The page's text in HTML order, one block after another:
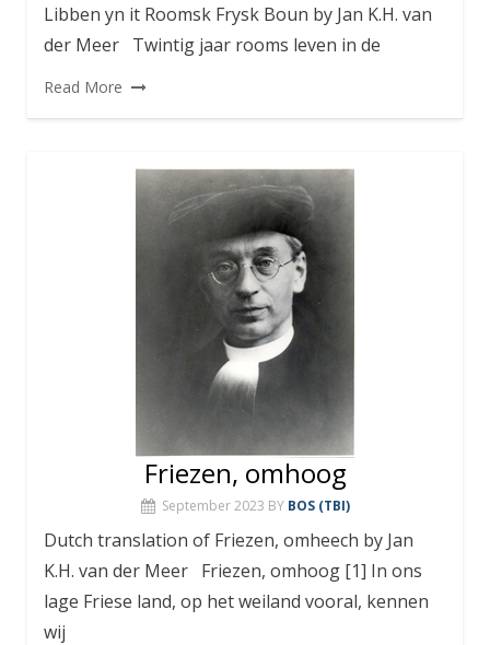
Libben yn it Roomsk Frysk Boun by Jan K.H. van
der Meer Twintig jaar rooms leven in de
Read More
Friezen, omhoog
September 2023 BY BOS (TBI)
Dutch translation of Friezen, omheech by Jan
K.H. van der Meer Friezen, omhoog [1] In ons
lage Friese land, op het weiland vooral, kennen
wij